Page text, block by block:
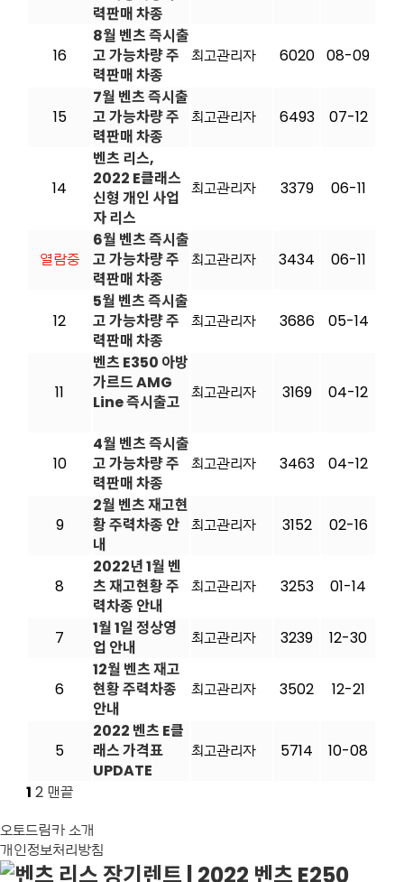
력판매 차종
16
8월 벤츠 즉시출
고 가능차량 주
력판매 차종
최고관리자 6020 08-09
15
7월 벤츠 즉시출
고 가능차량 주
력판매 차종
최고관리자 6493 07-12
14
벤츠 리스,
2022 E클래스
신형 개인 사업
자 리스
최고관리자 3379 06-11
열람중
6월 벤츠 즉시출
고 가능차량 주
력판매 차종
최고관리자 3434 06-11
12
5월 벤츠 즉시출
고 가능차량 주
력판매 차종
최고관리자 3686 05-14
11
벤츠 E350 아방
가르드 AMG
Line 즉시출고 최고관리자 3169 04-12
10
4월 벤츠 즉시출
고 가능차량 주
력판매 차종
최고관리자 3463 04-12
9
2월 벤츠 재고현
황 주력차종 안
내
최고관리자 3152 02-16
8
2022년 1월 벤
츠 재고현황 주
력차종 안내
최고관리자 3253 01-14
7
1월 1일 정상영
업 안내
최고관리자 3239 12-30
6
12월 벤츠 재고
현황 주력차종
안내
최고관리자 3502 12-21
5
2022 벤츠 E클
래스 가격표
UPDATE
최고관리자 5714
10-08
1 2 맨끝
오토드림카 소개
개인정보처리방침